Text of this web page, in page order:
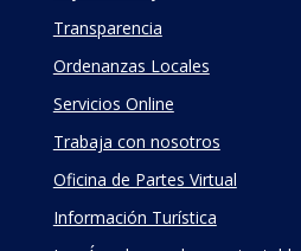
Transparencia
Ordenanzas Locales
Servicios Online
Trabaja con nosotros
Oficina de Partes Virtual
Información Turística